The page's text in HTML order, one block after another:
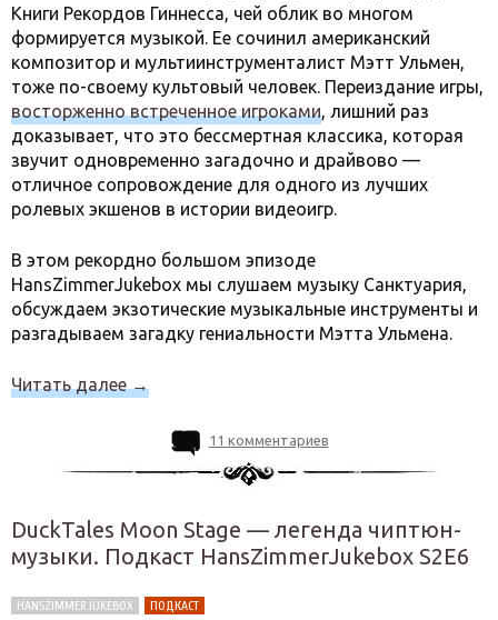
Книги Рекордов Гиннесса, чей облик во многом
формируется музыкой. Ее сочинил американский
композитор и мультиинструменталист Мэтт Ульмен,
тоже по-своему культовый человек. Переиздание игры,
восторженно встреченное игроками, лишний раз
доказывает, что это бессмертная классика, которая
звучит одновременно загадочно и драйвово —
отличное сопровождение для одного из лучших
ролевых экшенов в истории видеоигр.
В этом рекордно большом эпизоде
HansZimmerJukebox мы слушаем музыку Санктуария,
обсуждаем экзотические музыкальные инструменты и
разгадываем загадку гениальности Мэтта Ульмена.
Читать далее→
11 комментариев
DuckTales Moon Stage — легенда чиптюн-
музыки. Подкаст HansZimmerJukebox S2E6
HANSZIMMERJUKEBOX ПОДКАСТ